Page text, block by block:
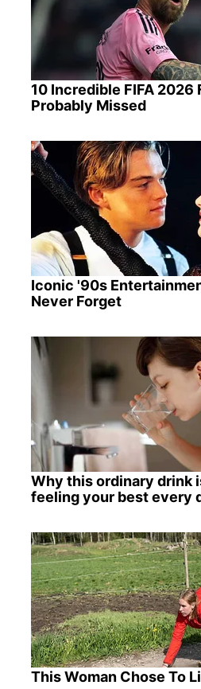
10 Incredible FIFA 2026
Probably Missed
Iconic '90s
Never Forget
Why this ordinary drink
feeling your best every
This Woman Chose To